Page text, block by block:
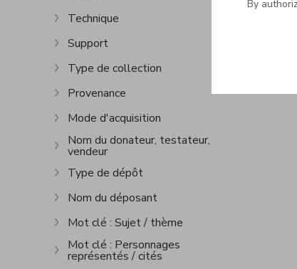
Show more
Technique
Show more
Support
Show more
Type de collection
Show more
Provenance
Show more
Mode d'acquisition
Show more
Nom du donateur, testateur,
vendeur
Show more
Type de dépôt
Show more
Nom du déposant
Show more
Mot clé : Sujet / thème
Show more
Mot clé : Personnages
représentés / cités
By